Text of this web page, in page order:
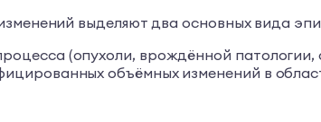
выделяют два основных вида
(опухоли, врождённой
объёмных изменений в